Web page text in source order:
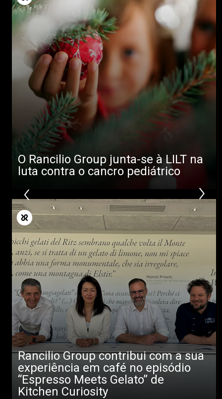
O Rancilio Group junta-se à LILT na
luta contra o cancro pediátrico
Rancilio Group contribui com a sua
experiência em café no episódio
“Espresso Meets Gelato” de
Kitchen Curiosity
Todos
Produtos
Notícias
Descarregar
Mais